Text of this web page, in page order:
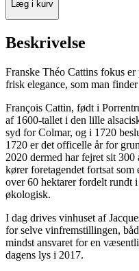
Læg i kurv
Beskrivelse
Franske Théo Cattins fokus
frisk elegance, som man
François Cattin, født i
af 1600-tallet i den lille
syd for Colmar, og i 1720
1720 er det officelle år for
2020 dermed har fejret sit
kører foretagendet fortsat
over 60 hektarer fordelt rundt
økologisk.
I dag drives vinhuset af
for selve vinfremstillingen,
mindst ansvaret for en
dagens lys i 2017.